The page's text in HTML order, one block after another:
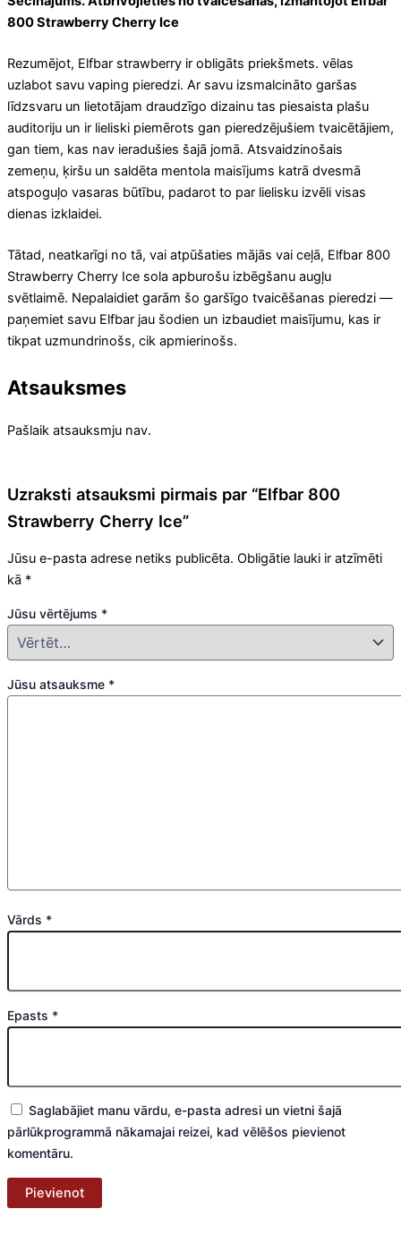
800 Strawberry Cherry Ice
Rezumējot, Elfbar strawberry ir obligāts priekšmets. vēlas
uzlabot savu vaping pieredzi. Ar savu izsmalcināto garšas
līdzsvaru un lietotājam draudzīgo dizainu tas piesaista plašu
auditoriju un ir lieliski piemērots gan pieredzējušiem tvaicētājiem,
gan tiem, kas nav ieradušies šajā jomā. Atsvaidzinošais
zemeņu, ķiršu un saldēta mentola maisījums katrā dvesmā
atspoguļo vasaras būtību, padarot to par lielisku izvēli visas
dienas izklaidei.
Tātad, neatkarīgi no tā, vai atpūšaties mājās vai ceļā, Elfbar 800
Strawberry Cherry Ice sola apburošu izbēgšanu augļu
svētlaimē. Nepalaidiet garām šo garšīgo tvaicēšanas pieredzi —
paņemiet savu Elfbar jau šodien un izbaudiet maisījumu, kas ir
tikpat uzmundrinošs, cik apmierinošs.
Atsauksmes
Pašlaik atsauksmju nav.
Uzraksti atsauksmi pirmais par “Elfbar 800
Strawberry Cherry Ice”
Jūsu e-pasta adrese netiks publicēta. Obligātie lauki ir atzīmēti
kā *
Jūsu vērtējums *
Jūsu atsauksme *
Vārds *
Epasts *
Saglabājiet manu vārdu, e-pasta adresi un vietni šajā
pārlūkprogrammā nākamajai reizei, kad vēlēšos pievienot
komentāru.